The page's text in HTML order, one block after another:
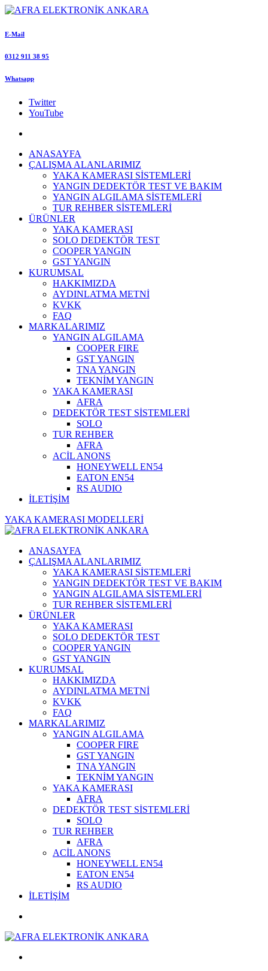
E-Mail
0312 911 38 95
Whatsapp
Twitter
YouTube
ANASAYFA
ÇALIŞMA ALANLARIMIZ
YAKA KAMERASI SİSTEMLERİ
YANGIN DEDEKTÖR TEST VE BAKIM
YANGIN ALGILAMA SİSTEMLERİ
TUR REHBER SİSTEMLERİ
ÜRÜNLER
YAKA KAMERASI
SOLO DEDEKTÖR TEST
COOPER YANGIN
GST YANGIN
KURUMSAL
HAKKIMIZDA
AYDINLATMA METNİ
KVKK
FAQ
MARKALARIMIZ
YANGIN ALGILAMA
COOPER FIRE
GST YANGIN
TNA YANGIN
TEKNİM YANGIN
YAKA KAMERASI
AFRA
DEDEKTÖR TEST SİSTEMLERİ
SOLO
TUR REHBER
AFRA
ACİL ANONS
HONEYWELL EN54
EATON EN54
RS AUDIO
İLETİŞİM
YAKA KAMERASI MODELLERİ
ANASAYFA
ÇALIŞMA ALANLARIMIZ
YAKA KAMERASI SİSTEMLERİ
YANGIN DEDEKTÖR TEST VE BAKIM
YANGIN ALGILAMA SİSTEMLERİ
TUR REHBER SİSTEMLERİ
ÜRÜNLER
YAKA KAMERASI
SOLO DEDEKTÖR TEST
COOPER YANGIN
GST YANGIN
KURUMSAL
HAKKIMIZDA
AYDINLATMA METNİ
KVKK
FAQ
MARKALARIMIZ
YANGIN ALGILAMA
COOPER FIRE
GST YANGIN
TNA YANGIN
TEKNİM YANGIN
YAKA KAMERASI
AFRA
DEDEKTÖR TEST SİSTEMLERİ
SOLO
TUR REHBER
AFRA
ACİL ANONS
HONEYWELL EN54
EATON EN54
RS AUDIO
İLETİŞİM